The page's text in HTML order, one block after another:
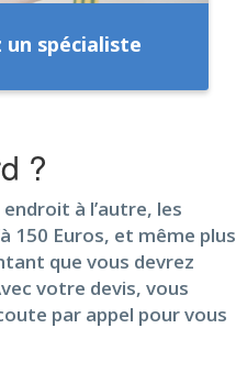
un spécialiste
?
à l’autre, les
150 Euros, et même plus
que vous devrez
votre devis, vous
par appel pour vous